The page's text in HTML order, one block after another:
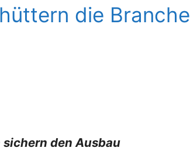
die Branche
den Ausbau